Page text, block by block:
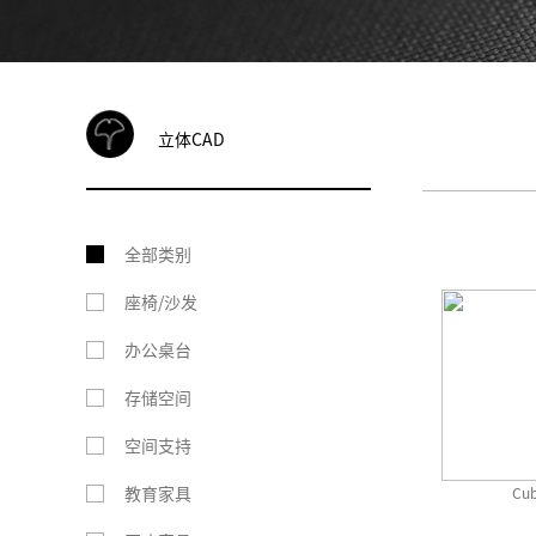
立体CAD
全部类别
座椅/沙发
办公桌台
存储空间
空间支持
教育家具